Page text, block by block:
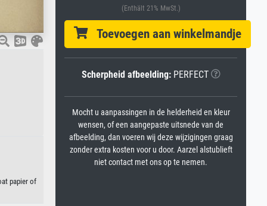
papier of
(Enthält 21% MwSt.)
Toevoegen aan winkelmandje
Scherpheid afbeelding:PERFECT
Mocht u aanpassingen in de helderheid en kleur
wensen, of een aangepaste uitsnede van de
afbeelding, dan voeren wij deze wijzigingen graag
zonder extra kosten voor u door. Aarzel alstublieft
niet contact met ons op te nemen.